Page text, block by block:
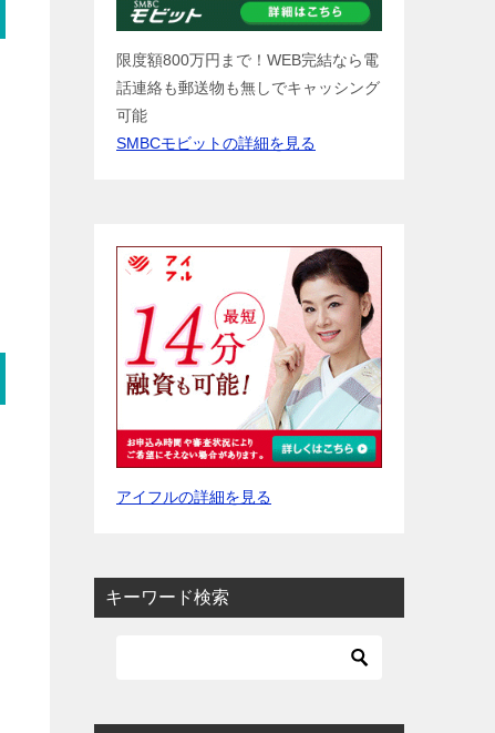
限度額800万円まで！WEB完結なら電
話連絡も郵送物も無しでキャッシング
可能
SMBCモビットの詳細を見る
アイフルの詳細を見る
キーワード検索